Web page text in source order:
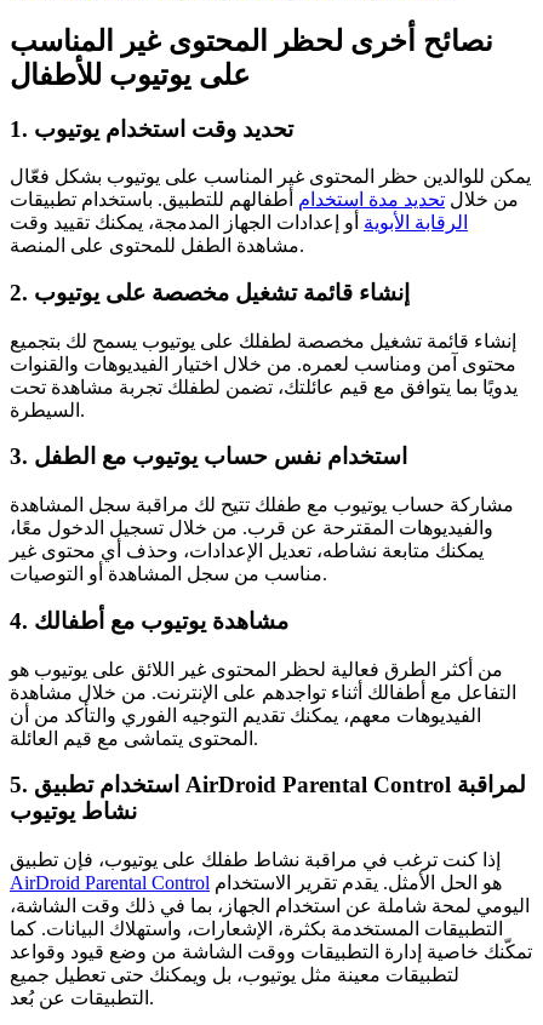
نصائح أخرى لحظر المحتوى غير المناسب
على يوتيوب للأطفال
1. تحديد وقت استخدام يوتيوب
يمكن للوالدين حظر المحتوى غير المناسب على يوتيوب بشكل فعّال
من خلال تحديد مدة استخدام أطفالهم للتطبيق. باستخدام تطبيقات
الرقابة الأبوية أو إعدادات الجهاز المدمجة، يمكنك تقييد وقت
مشاهدة الطفل للمحتوى على المنصة.
2. إنشاء قائمة تشغيل مخصصة على يوتيوب
إنشاء قائمة تشغيل مخصصة لطفلك على يوتيوب يسمح لك بتجميع
محتوى آمن ومناسب لعمره. من خلال اختيار الفيديوهات والقنوات
يدويًا بما يتوافق مع قيم عائلتك، تضمن لطفلك تجربة مشاهدة تحت
السيطرة.
3. استخدام نفس حساب يوتيوب مع الطفل
مشاركة حساب يوتيوب مع طفلك تتيح لك مراقبة سجل المشاهدة
والفيديوهات المقترحة عن قرب. من خلال تسجيل الدخول معًا،
يمكنك متابعة نشاطه، تعديل الإعدادات، وحذف أي محتوى غير
مناسب من سجل المشاهدة أو التوصيات.
4. مشاهدة يوتيوب مع أطفالك
من أكثر الطرق فعالية لحظر المحتوى غير اللائق على يوتيوب هو
التفاعل مع أطفالك أثناء تواجدهم على الإنترنت. من خلال مشاهدة
الفيديوهات معهم، يمكنك تقديم التوجيه الفوري والتأكد من أن
المحتوى يتماشى مع قيم العائلة.
5. استخدام تطبيق AirDroid Parental Control لمراقبة
نشاط يوتيوب
إذا كنت ترغب في مراقبة نشاط طفلك على يوتيوب، فإن تطبيق
AirDroid Parental Control
اليومي لمحة شاملة عن استخدام الجهاز، بما في ذلك وقت الشاشة،
التطبيقات المستخدمة بكثرة، الإشعارات، واستهلاك البيانات. كما
تمكّنك خاصية إدارة التطبيقات ووقت الشاشة من وضع قيود وقواعد
لتطبيقات معينة مثل يوتيوب، بل ويمكنك حتى تعطيل جميع
التطبيقات عن بُعد.